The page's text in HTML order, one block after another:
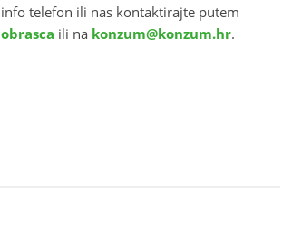
info telefon ili nas kontaktirajte putem
obrasca ili na konzum@konzum.hr.